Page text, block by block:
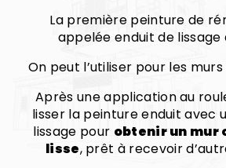
La première peinture de
appelée enduit de lissage
On peut l’utiliser pour les
Après une application au
lisser la peinture enduit avec
lissage pour obtenir un mur
lisse, prêt à recevoir